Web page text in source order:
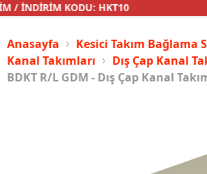
/ İNDİRİM KODU: HKT10
Anasayfa
Kesici Takım Bağlama
Kanal Takımları
Dış Çap Kanal
BDKT R/L GDM - Dış Çap Kanal